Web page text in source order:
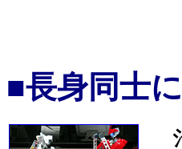
■長身同士